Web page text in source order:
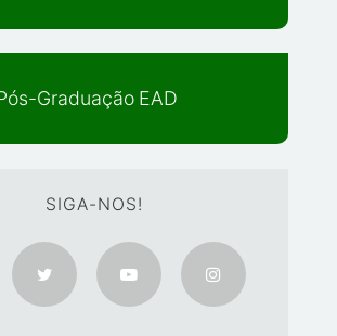
Graduação EAD
SIGA-NOS!